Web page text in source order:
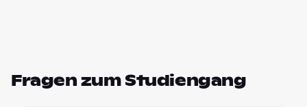
Fragen zum Studiengang